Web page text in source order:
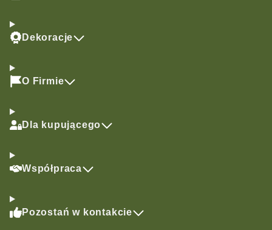
Dekoracje
O Firmie
Dla kupującego
Współpraca
Pozostań w kontakcie